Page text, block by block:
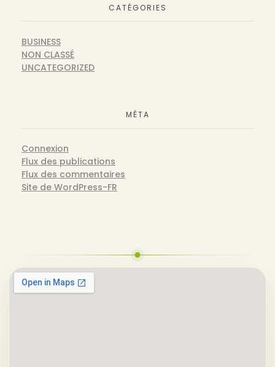
CATÉGORIES
BUSINESS
NON CLASSÉ
UNCATEGORIZED
MÉTA
Connexion
Flux des publications
Flux des commentaires
Site de WordPress-FR